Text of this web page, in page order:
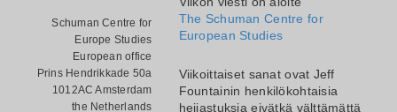
Europe Studies
European office
Prins Hendrikkade 50a
1012AC Amsterdam
the Netherlands
The Schuman Centre for
European Studies
Fountainin henkilökohtaisia
heijastuksia eivätkä välttämättä